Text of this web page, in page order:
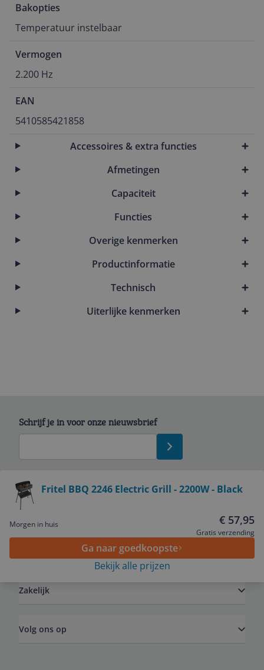
Bakopties
Temperatuur instelbaar
Vermogen
2.200 Hz
EAN
5410585421858
Accessoires & extra functies
Afmetingen
Capaciteit
Functies
Overige kenmerken
Productinformatie
Technisch
Uiterlijke kenmerken
Fritel BBQ 2246 Electric Grill - 2200W - Black
Morgen in huis € 57,95
Gratis verzending
Ga naar goedkoopste
Bekijk alle prijzen
Schrijf je in voor onze nieuwsbrief
Service
Zakelijk
Volg ons op